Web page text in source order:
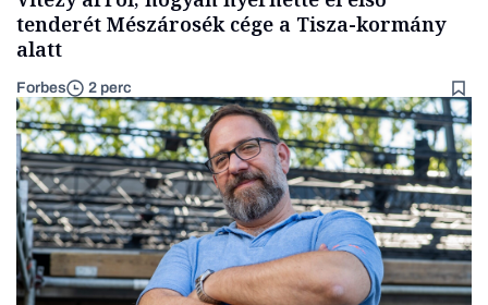
tenderét Mészárosék cége a Tisza-kormány
alatt
Forbes 2 perc